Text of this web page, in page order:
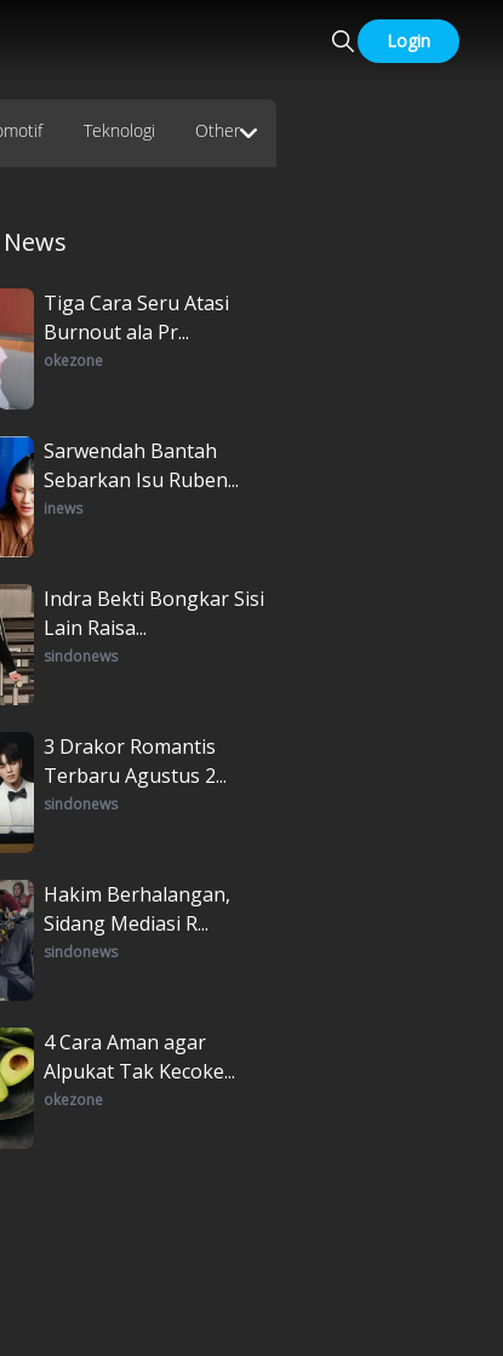
Login
Teknologi Other
Tiga Cara Seru Atasi
Burnout ala Pr...
okezone
Sarwendah Bantah
Sebarkan Isu Ruben...
inews
Indra Bekti Bongkar Sisi
Lain Raisa...
sindonews
3 Drakor Romantis
Terbaru Agustus 2...
sindonews
Hakim Berhalangan,
Sidang Mediasi R...
sindonews
4 Cara Aman agar
Alpukat Tak Kecoke...
okezone